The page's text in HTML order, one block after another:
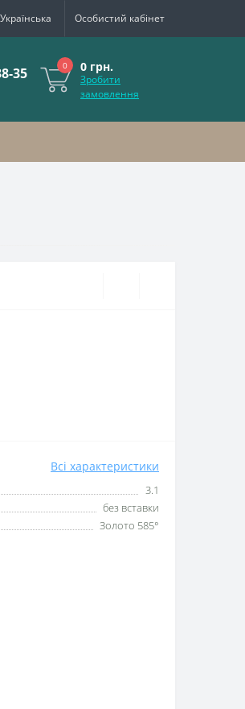
Українська Особистий кабінет
35 0 0 грн.
Зробити
замовлення
Всі характеристики
3.1
без вставки
Золото 585°